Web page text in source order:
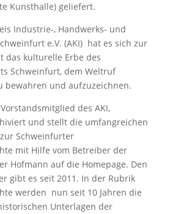
Kunsthalle) geliefert.
Industrie-, Handwerks- und
e.V. (AKI) hat es sich zur
das kulturelle Erbe des
Schweinfurt, dem Weltruf
bewahren und aufzuzeichnen.
des AKI,
und stellt die umfangreichen
Schweinfurter
mit Hilfe vom Betreiber der
Hofmann auf die Homepage. Den
gibt es seit 2011. In der Rubrik
werden nun seit 10 Jahren die
Unterlagen der